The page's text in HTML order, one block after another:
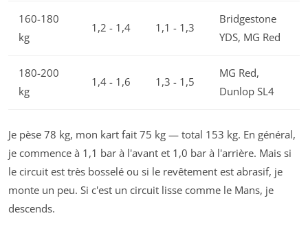
160-180
kg
1,2 - 1,4 1,1 - 1,3
Bridgestone
YDS, MG Red
180-200
kg
1,4 - 1,6 1,3 - 1,5
MG Red,
Dunlop SL4
Je pèse 78 kg, mon kart fait 75 kg — total 153 kg. En général,
je commence à 1,1 bar à l'avant et 1,0 bar à l'arrière. Mais si
le circuit est très bosselé ou si le revêtement est abrasif, je
monte un peu. Si c'est un circuit lisse comme le Mans, je
descends.